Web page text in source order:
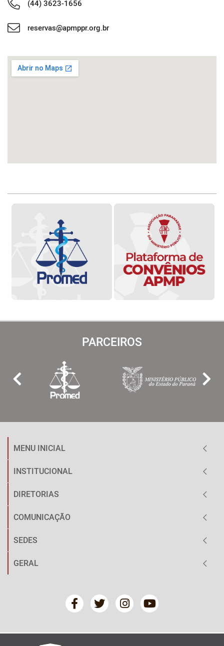
(44) 3623-1656
reservas@apmppr.org.br
PARCEIROS
MENU INICIAL
INSTITUCIONAL
DIRETORIAS
COMUNICAÇÃO
SEDES
GERAL